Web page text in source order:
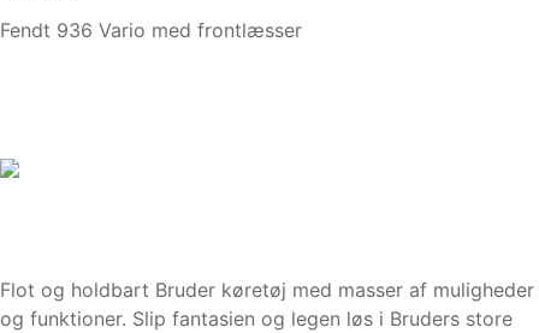
Fendt 936 Vario med frontlæsser
Flot og holdbart Bruder køretøj med masser af muligheder
og funktioner. Slip fantasien og legen løs i Bruders store